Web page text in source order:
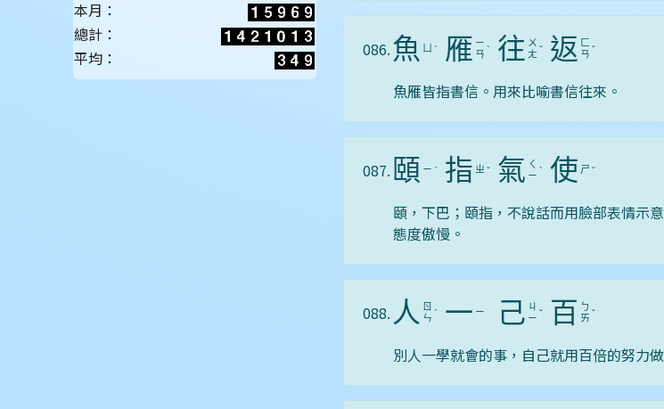
086.魚 ˊ 雁 ㄧ
ㄢ ˋ 往 ㄨ
ㄤ ˇ 返 ㄈ
ㄢ ˇ
魚雁皆指書信。用來比喻書信往來。
087. 頤 ㄧ ˊ 指 ㄓ ˇ 氣 ㄑ
ㄧ ˋ 使 ㄕ ˇ
頤，下巴；頤指，不說話而用臉部表情示
態度傲慢。
088. 人 ㄖ
ㄣ ˊ 一 ㄧ 己 ㄐ
ㄧ ˇ 百 ㄅ
ㄞ ˇ
別人一學就會的事，自己就用百倍的努力
本月：
總計：
平均：